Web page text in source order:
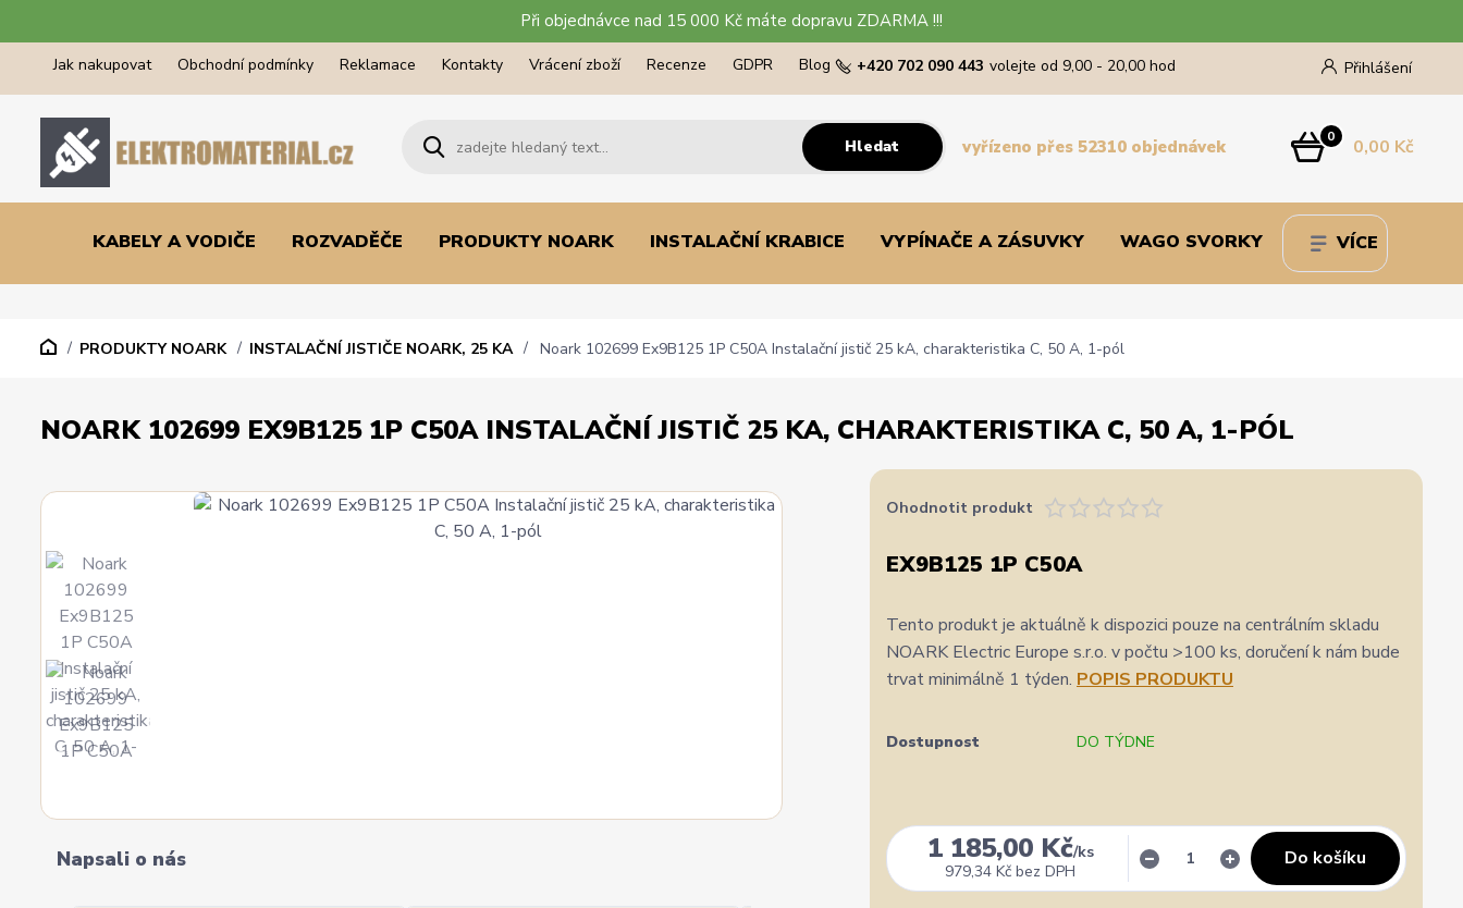
Při objednávce nad 15 000 Kč máte dopravu ZDARMA !!!
Jak nakupovat Obchodní podmínky Reklamace Kontakty Vrácení zboží Recenze GDPR Blog Přihlášení
Hledat
+420 702 090 443 volejte od 9,00 - 20,00 hod
0 0,00 Kč
vyřízeno přes 52310 objednávek
KABELY A VODIČE ROZVADĚČE PRODUKTY NOARK INSTALAČNÍ KRABICE VYPÍNAČE A ZÁSUVKY WAGO SVORKY VÍCE
PRODUKTY NOARK INSTALAČNÍ JISTIČE NOARK, 25 KA Noark 102699 Ex9B125 1P C50A Instalační jistič 25 kA, charakteristika C, 50 A, 1-pól
NOARK 102699 EX9B125 1P C50A INSTALAČNÍ JISTIČ 25 KA, CHARAKTERISTIKA C, 50 A, 1-PÓL
Napsali o nás
Ohodnotit produkt
EX9B125 1P C50A
Tento produkt je aktuálně k dispozici pouze na centrálním skladu
NOARK Electric Europe s.r.o. v počtu >100 ks, doručení k nám bude
trvat minimálně 1 týden. POPIS PRODUKTU
Dostupnost DO TÝDNE
1 185,00 Kč/ks
979,34 Kč bez DPH
Do košíku